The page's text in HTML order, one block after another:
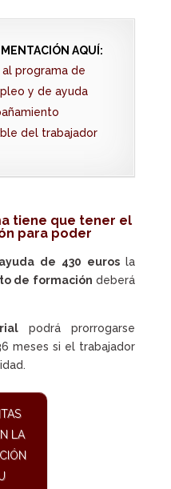
AQUÍ:
programa de
y de ayuda
del trabajador
tiene que tener el
para poder
ayuda de 430 euros la
de formación deberá
podrá prorrogarse
meses si el trabajador
LA